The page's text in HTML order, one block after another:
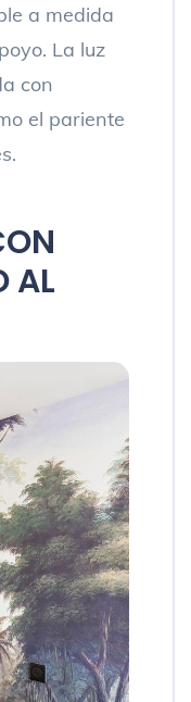
a medida
La luz
con
el pariente
AL